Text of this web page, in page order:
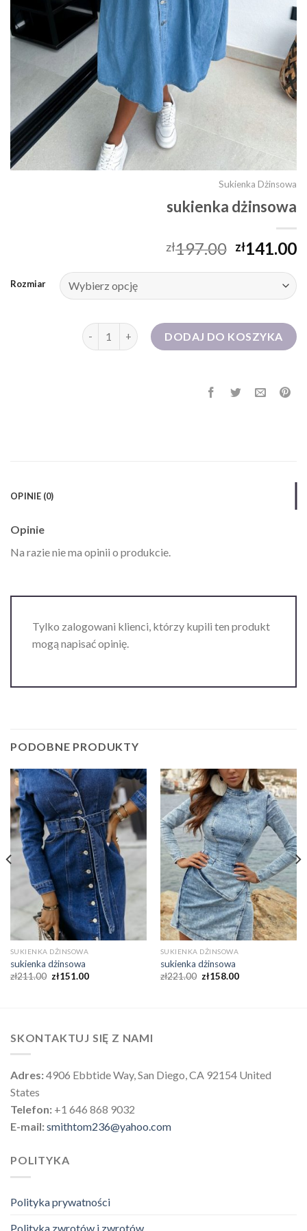
Sukienka Dżinsowa
sukienka dżinsowa
zł197.00 zł141.00
Rozmiar
ilość sukienka dżinsowaDODAJ DO KOSZYKA
OPINIE (0)
Opinie
Na razie nie ma opinii o produkcie.
Tylko zalogowani klienci, którzy kupili ten produkt
mogą napisać opinię.
PODOBNE PRODUKTY
SUKIENKA DŻINSOWA
sukienka dżinsowa
zł211.00 zł151.00
SUKIENKA DŻINSOWA
sukienka dżinsowa
zł221.00 zł158.00
SKONTAKTUJ SIĘ Z NAMI
Adres:4906 Ebbtide Way, San Diego, CA 92154 United
States
Telefon: +1 646 868 9032
E-mail:smithtom236@yahoo.com
POLITYKA
Polityka prywatności
Polityka zwrotów i zwrotów